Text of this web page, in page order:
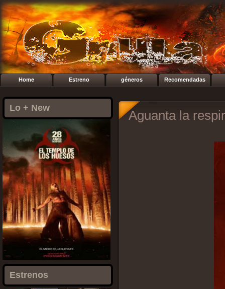
Home Estreno géneros Recomendadas
Lo + New
Estrenos
Aguanta la